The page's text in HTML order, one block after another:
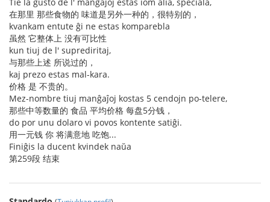
在那里 那些食物的 味道是另外一种的，很特别的，
kvankam entute ĝi ne estas komparebla
虽然 它整体上 没有可比性
kun tiuj de l' suprediritaj,
与那些上述 所说过的，
kaj prezo estas mal-kara.
价格 是 不贵的。
Mez-nombre tiuj manĝaĵoj kostas 5 cendojn po-telere,
那些中等数量的 食品 平均价格 每盘5分钱，
do por unu dolaro vi povos kontente satiĝi.
用一元钱 你 将满意地 吃饱...
Finiĝis la ducent kvindek naŭa
第259段 结束